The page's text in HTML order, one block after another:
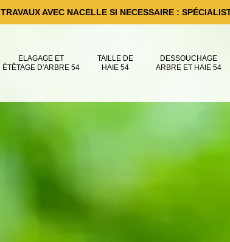
TRAVAUX AVEC NACELLE SI NECESSAIRE :
ELAGAGE ET
ÉTÊTAGE D'ARBRE 54
TAILLE DE
HAIE 54
DESSOUCHAGE
ARBRE ET HAIE 54